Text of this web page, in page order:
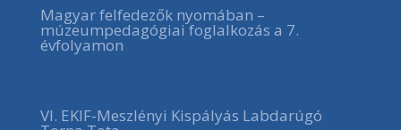
Magyar felfedezők nyomában –
múzeumpedagógiai foglalkozás a 7.
évfolyamon
VI. EKIF-Meszlényi Kispályás Labdarúgó